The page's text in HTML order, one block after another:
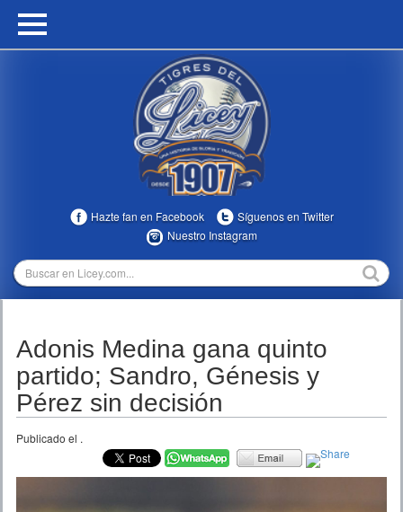
HOME
MULTIMEDIA
TEMPORADAS
Hazte fan en Facebook
Síguenos en Twitter
Nuestro Instagram
Adonis Medina gana quinto
partido; Sandro, Génesis y
Pérez sin decisión
Publicado el .